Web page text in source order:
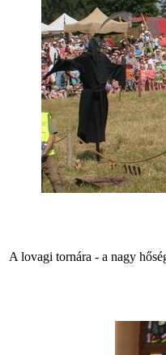
A lovagi tornára - a nagy